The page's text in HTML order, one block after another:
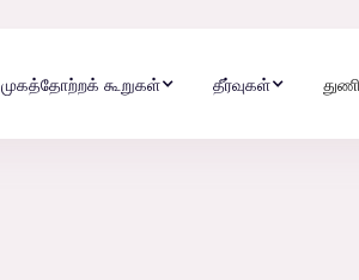
முகத்தோற்றக் கூறுகள் தீர்வுகள்